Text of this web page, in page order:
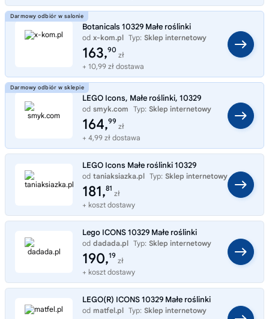
Botanicals 10329 Małe roślinki
od x-kom.pl Typ: Sklep internetowy
163,90
zł
+ 10,99 zł dostawa
LEGO Icons, Małe roślinki, 10329
od smyk.com Typ: Sklep internetowy
164,99
zł
+ 4,99 zł dostawa
LEGO Icons Małe roślinki 10329
od taniaksiazka.pl Typ: Sklep internetowy
181,81
zł
+ koszt dostawy
Lego ICONS 10329 Małe roślinki
od dadada.pl Typ: Sklep internetowy
190,19
zł
+ koszt dostawy
LEGO(R) ICONS 10329 Małe roślinki
od matfel.pl Typ: Sklep internetowy